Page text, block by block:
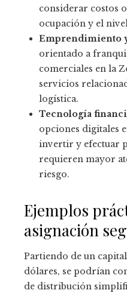
considerar costos
ocupación y el
Emprendimiento
orientado a
comerciales en la
servicios
logística.
Tecnología
opciones digitales
invertir y efectuar
requieren mayor
riesgo.
Ejemplos
asignación
Partiendo de un
dólares, se podrían
de distribución